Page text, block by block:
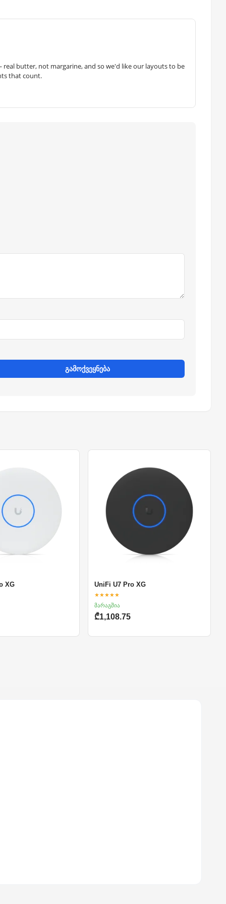
butter, not margarine, and so we'd like our layouts to be
that count.
გამოქვეყნება
XG
UniFi U7 Pro XG
★★★★★
მარაგშია
₾1,108.75